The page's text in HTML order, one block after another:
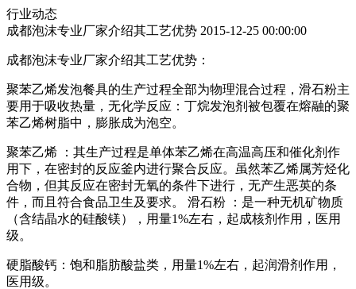
行业动态
成都泡沫专业厂家介绍其工艺优势 2015-12-25 00:00:00
成都泡沫专业厂家介绍其工艺优势：
聚苯乙烯发泡餐具的生产过程全部为物理混合过程，滑石粉主
要用于吸收热量，无化学反应：丁烷发泡剂被包覆在熔融的聚
苯乙烯树脂中，膨胀成为泡空。
聚苯乙烯 ：其生产过程是单体苯乙烯在高温高压和催化剂作
用下，在密封的反应釜内进行聚合反应。虽然苯乙烯属芳烃化
合物，但其反应在密封无氧的条件下进行，无产生恶英的条
件，而且符合食品卫生及要求。 滑石粉 ：是一种无机矿物质
（含结晶水的硅酸镁），用量1%左右，起成核剂作用，医用
级。
硬脂酸钙：饱和脂肪酸盐类，用量1%左右，起润滑剂作用，
医用级。